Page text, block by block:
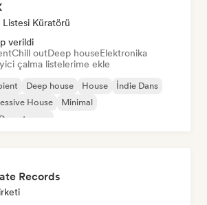
Listesi Küratörü
verildi
Chill outDeep houseElektronika
çalma listelerime ekle
Deep house House
İndie Dans
House
Minimal
Records